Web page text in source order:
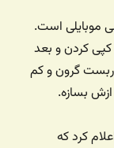
موبایلی است.
کردن و بعد
گرون و کم
بسازه.
کرد که